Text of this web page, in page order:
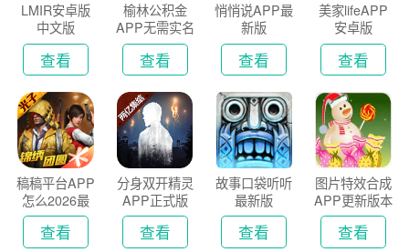
LMIR安卓版
中文版
查看
榆林公积金
APP无需实名
认证版
查看
悄悄说APP最
新版
查看
美家lifeAPP
安卓版
查看
稿稿平台APP
怎么2026最
新版
查看
分身双开精灵
APP正式版
查看
故事口袋听听
最新版
查看
图片特效合成
APP更新版本
2026
查看